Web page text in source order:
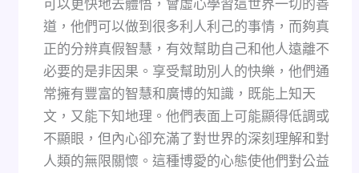
可以更快地去體悟，會虛心學習這世界一切的善
道，他們可以做到很多利人利己的事情，而夠真
正的分辨真假智慧，有效幫助自己和他人遠離不
必要的是非因果。享受幫助別人的快樂，他們通
常擁有豐富的智慧和廣博的知識，既能上知天
文，又能下知地理。他們表面上可能顯得低調或
不顯眼，但內心卻充滿了對世界的深刻理解和對
人類的無限關懷。這種博愛的心態使他們對公益